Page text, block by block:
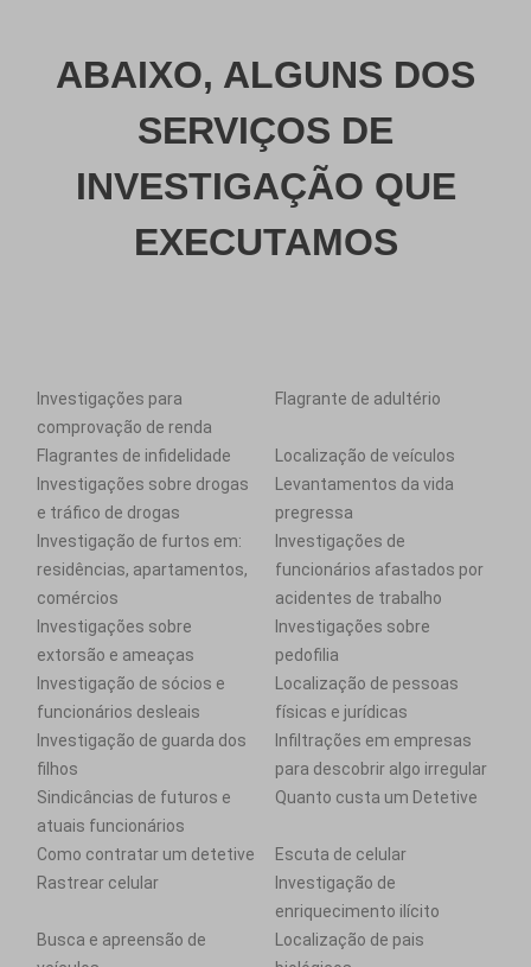
ABAIXO, ALGUNS DOS
SERVIÇOS DE
INVESTIGAÇÃO QUE
EXECUTAMOS
Investigações para
comprovação de renda
Flagrante de adultério
Flagrantes de infidelidade
Localização de veículos
Investigações sobre drogas
e tráfico de drogas
Levantamentos da vida
pregressa
Investigação de furtos em:
residências, apartamentos,
comércios
Investigações de
funcionários afastados por
acidentes de trabalho
Investigações sobre
extorsão e ameaças
Investigações sobre
pedofilia
Investigação de sócios e
funcionários desleais
Localização de pessoas
físicas e jurídicas
Investigação de guarda dos
filhos
Infiltrações em empresas
para descobrir algo irregular
Sindicâncias de futuros e
atuais funcionários
Quanto custa um Detetive
Como contratar um detetive
Escuta de celular
Rastrear celular
Investigação de
enriquecimento ilícito
Busca e apreensão de
Localização de pais